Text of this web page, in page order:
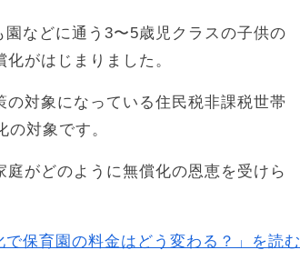
などに通う3〜5歳児クラスの子供の
がはじまりました。
対象になっている住民税非課税世帯
対象です。
がどのように無償化の恩恵を受けら
で保育園の料金はどう変わる？」を読む